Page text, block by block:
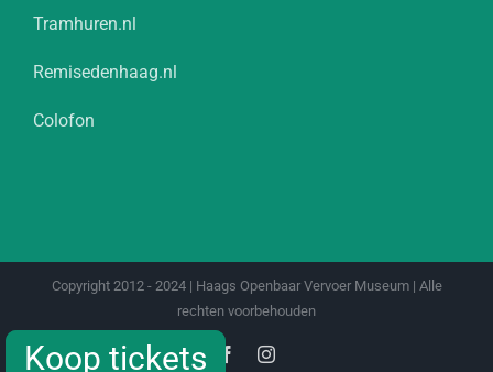
Tramhuren.nl
Remisedenhaag.nl
Colofon
Copyright 2012 - 2024 | Haags Openbaar Vervoer Museum | Alle
rechten voorbehouden
FacebookInstagram
Koop tickets
Koop tickets